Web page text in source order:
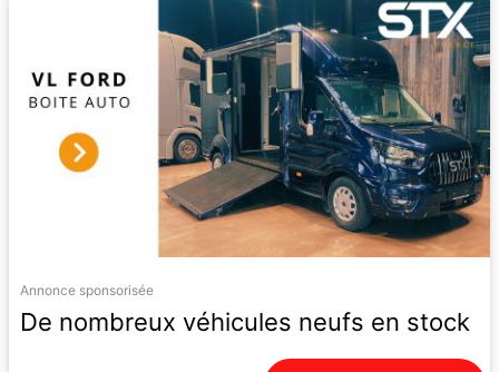
Annonce sponsorisée
De nombreux véhicules neufs en stock